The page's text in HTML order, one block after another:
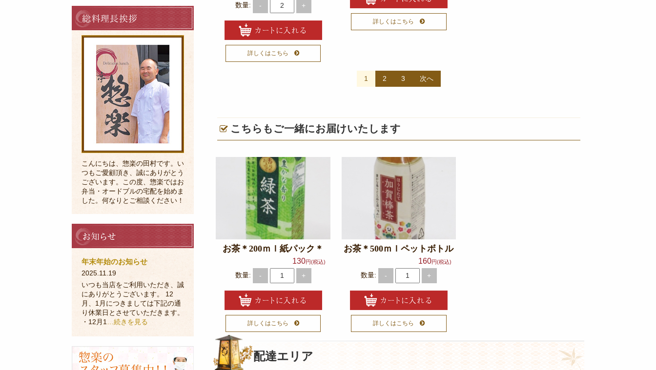
数量: - +
詳しくはこちら
詳しくはこちら
ビ
ゲ
ー
シ
1 2 3 次へ
こちらもご一緒にお届けいたします
お茶＊200ｍｌ紙パック＊
130円(税込)
数量: - +
詳しくはこちら
お茶＊500ｍｌペットボトル
160円(税込)
数量: - +
詳しくはこちら
配達エリア
料
理
長
こんにちは、惣楽の田村です。い
つもご愛顧頂き、誠にありがとう
ございます。この度、惣楽ではお
弁当・オードブルの宅配を始めま
した。何なりとご相談ください！
お
知
ら
年末年始のお知らせ
2025.11.19
いつも当店をご利用いただき、誠
にありがとうございます。 12
月、1月につきましては下記の通
り休業日とさせていただきます。
・12月1…続きを見る
用